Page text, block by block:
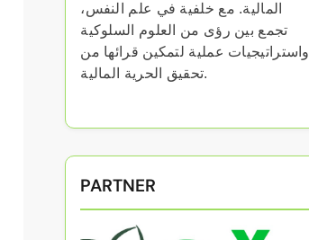
المالية. مع خلفية في علم النفس،
تجمع بين رؤى من العلوم السلوكية
واستراتيجيات عملية لتمكين قرائها من
تحقيق الحرية المالية.
PARTNER